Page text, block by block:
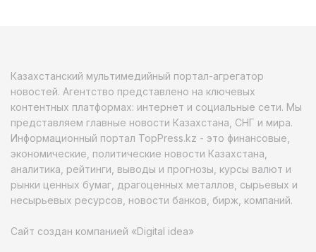
Казахстанский мультимедийный портал-агрегатор
новостей. Агентство представлено на ключевых
контентных платформах: интернет и социальные сети. Мы
представляем главные новости Казахстана, СНГ и мира.
Информационный портал TopPress.kz - это финансовые,
экономические, политические новости Казахстана,
аналитика, рейтинги, выводы и прогнозы, курсы валют и
рынки ценных бумаг, драгоценных металлов, сырьевых и
несырьевых ресурсов, новости банков, бирж, компаний.
Сайт создан компанией «Digital idea»